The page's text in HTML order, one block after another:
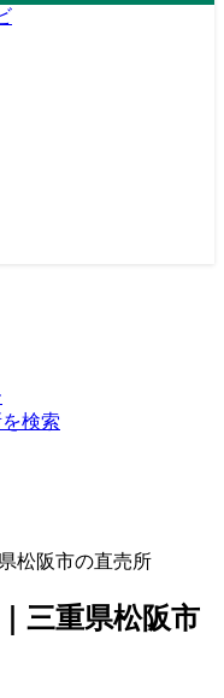
検索
松阪市の直売所
三重県松阪市